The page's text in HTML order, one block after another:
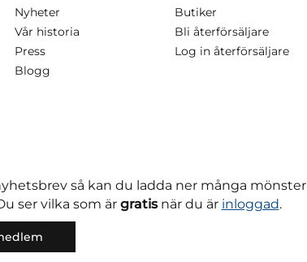
Nyheter
Vår historia
Press
Blogg
Butiker
Bli återförsäljare
Log in återförsäljare
så kan du ladda ner många mönster
ser vilka som är gratisnär du är inloggad.